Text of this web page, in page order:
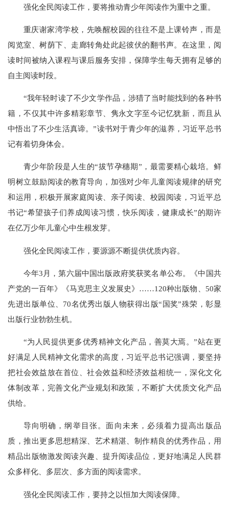
强化全民阅读工作，要将推动青少年阅读作为重中之重。
重庆谢家湾学校，先唤醒校园的往往不是上课铃声，而是
阅览室、树荫下、走廊转角处此起彼伏的翻书声。在这里，阅
读时间被纳入课程与课后服务安排，保障学生每天拥有足够的
自主阅读时段。
“我年轻时读了不少文学作品，涉猎了当时能找到的各种书
籍，不仅其中许多精彩章节、隽永文字至今记忆犹新，而且从
中悟出了不少生活真谛。”读书对于青少年的滋养，习近平总书
记有着切身体会。
青少年阶段是人生的“拔节孕穗期”，最需要精心栽培。鲜
明树立鼓励阅读的教育导向，加强对少年儿童阅读规律的研究
和运用，积极开展家庭阅读、亲子阅读、校园阅读，习近平总
书记“希望孩子们养成阅读习惯，快乐阅读，健康成长”的期许
在亿万少年儿童心中生根发芽。
强化全民阅读工作，要源源不断提供优质内容。
今年3月，第六届中国出版政府奖获奖名单公布。《中国共
产党的一百年》《马克思主义发展史》……120种出版物、50家
先进出版单位、70名优秀出版人物获得出版“国奖”殊荣，彰显
出版行业勃勃生机。
“为人民提供更多优秀精神文化产品，善莫大焉。”站在更
好满足人民精神文化需求的高度，习近平总书记强调，要坚持
把社会效益放在首位、社会效益和经济效益相统一，深化文化
体制改革，完善文化产业规划和政策，不断扩大优质文化产品
供给。
导向明确，纲举目张。面向未来，必须着力提高出版品
质，推出更多思想精深、艺术精湛、制作精良的优秀作品，用
精品出版物激发阅读兴趣、提升阅读品位，更好地满足人民群
众多样化、多层次、多方面的阅读需求。
强化全民阅读工作，要持之以恒加大阅读保障。